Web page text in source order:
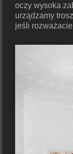
oczy wysoka
urządzamy
jeśli